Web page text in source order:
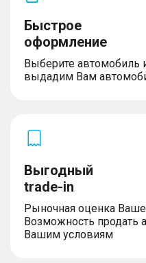
Быстрое
оформление
Выберите
выдадим Вам
Выгодный
trade-in
Рыночная оценка
Возможность продать
Вашим условиям